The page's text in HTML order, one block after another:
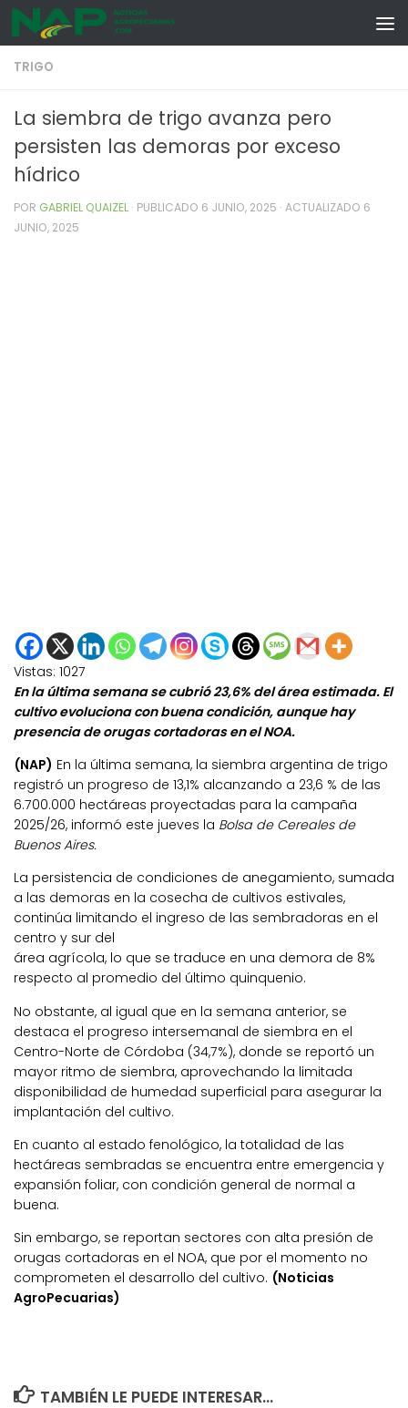
Skip to content
TRIGO
La siembra de trigo avanza pero
persisten las demoras por exceso
hídrico
POR GABRIEL QUAIZEL · PUBLICADO 6 JUNIO, 2025 · ACTUALIZADO 6
JUNIO, 2025
Vistas: 1027
En la última semana se cubrió 23,6% del área estimada. El
cultivo evoluciona con buena condición, aunque hay
presencia de orugas cortadoras en el NOA.
(NAP) En la última semana, la siembra argentina de trigo
registró un progreso de 13,1% alcanzando a 23,6 % de las
6.700.000 hectáreas proyectadas para la campaña
2025/26, informó este jueves la Bolsa de Cereales de
Buenos Aires.
La persistencia de condiciones de anegamiento, sumada
a las demoras en la cosecha de cultivos estivales,
continúa limitando el ingreso de las sembradoras en el
centro y sur del
área agrícola, lo que se traduce en una demora de 8%
respecto al promedio del último quinquenio.
No obstante, al igual que en la semana anterior, se
destaca el progreso intersemanal de siembra en el
Centro-Norte de Córdoba (34,7%), donde se reportó un
mayor ritmo de siembra, aprovechando la limitada
disponibilidad de humedad superficial para asegurar la
implantación del cultivo.
En cuanto al estado fenológico, la totalidad de las
hectáreas sembradas se encuentra entre emergencia y
expansión foliar, con condición general de normal a
buena.
Sin embargo, se reportan sectores con alta presión de
orugas cortadoras en el NOA, que por el momento no
comprometen el desarrollo del cultivo. (Noticias
AgroPecuarias)
TAMBIÉN LE PUEDE INTERESAR...